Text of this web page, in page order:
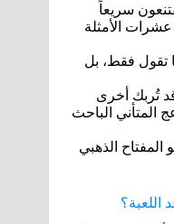
سريعاً
الأمثلة
تقول فقط، بل
تُربك أخرى
المتأني الباحث
الذهبي
اللعبة؟